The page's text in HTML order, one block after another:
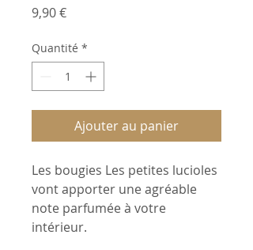
9,90 €Prix
Quantité *
Ajouter au panier
Les bougies Les petites lucioles
vont apporter une agréable
note parfumée à votre
intérieur.